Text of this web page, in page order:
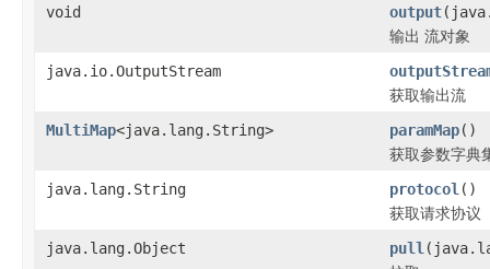
void
output
输出 流对象
java.io.OutputStream
获取输出流
MultiMap<java.lang.String> paramMap()
获取参数字典
java.lang.String
protocol ()
获取请求协议
java.lang.Object
pull